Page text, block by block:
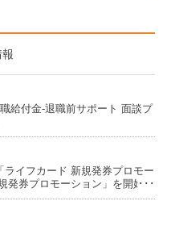
給付金-退職前サポート 面談プ
ライフカード 新規発券プロモー
発券プロモーション」を開始い